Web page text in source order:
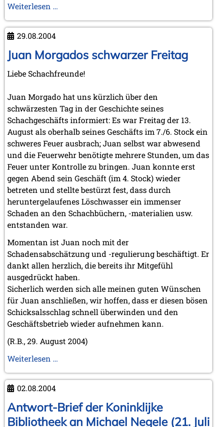
Juni 2012 (1 Eintrag)
Mai 2012 (1 Eintrag)
April 2012 (6 Einträge)
März 2012 (2 Einträge)
Februar 2012 (3 Einträge)
Januar 2012 (5 Einträge)
2011
November 2011 (2 Einträge)
August 2011 (3 Einträge)
Juli 2011 (2 Einträge)
Juni 2011 (2 Einträge)
Mai 2011 (2 Einträge)
April 2011 (5 Einträge)
März 2011 (1 Eintrag)
Februar 2011 (1 Eintrag)
Januar 2011 (4 Einträge)
2010
Dezember 2010 (1 Eintrag)
November 2010 (2 Einträge)
Oktober 2010 (1 Eintrag)
Juli 2010 (3 Einträge)
Juni 2010 (2 Einträge)
April 2010 (3 Einträge)
März 2010 (2 Einträge)
Februar 2010 (1 Eintrag)
Januar 2010 (4 Einträge)
2009
Dezember 2009 (3 Einträge)
Oktober 2009 (4 Einträge)
September 2009 (1 Eintrag)
Mai 2009 (3 Einträge)
Februar 2009 (1 Eintrag)
2008
Dezember 2008 (1 Eintrag)
November 2008 (8 Einträge)
Weiterlesen …
29.08.2004
Juan Morgados schwarzer Freitag
Liebe Schachfreunde!
Juan Morgado hat uns kürzlich über den
schwärzesten Tag in der Geschichte seines
Schachgeschäfts informiert: Es war Freitag der 13.
August als oberhalb seines Geschäfts im 7./6. Stock ein
schweres Feuer ausbrach; Juan selbst war abwesend
und die Feuerwehr benötigte mehrere Stunden, um das
Feuer unter Kontrolle zu bringen. Juan konnte erst
gegen Abend sein Geschäft (im 4. Stock) wieder
betreten und stellte bestürzt fest, dass durch
heruntergelaufenes Löschwasser ein immenser
Schaden an den Schachbüchern, -materialien usw.
entstanden war.
Momentan ist Juan noch mit der
Schadensabschätzung und -regulierung beschäftigt. Er
dankt allen herzlich, die bereits ihr Mitgefühl
ausgedrückt haben.
Sicherlich werden sich alle meinen guten Wünschen
für Juan anschließen, wir hoffen, dass er diesen bösen
Schicksalsschlag schnell überwinden und den
Geschäftsbetrieb wieder aufnehmen kann.
(R.B., 29. August 2004)
Weiterlesen …
schwarzer
02.08.2004
Antwort-Brief der Koninklijke
Bibliotheek an Michael Negele (21. Juli